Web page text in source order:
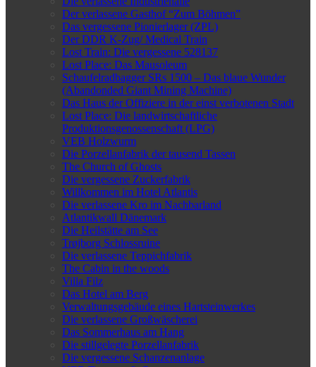
Der verlassene Gasthof “Zum Böhmen”
Das vergessene Pionierlager (ZPL)
Der DDR K-Zug/ Medical Train
Lost Train: Die vergessene 528137
Lost Place: Das Mausoleum
Schaufelradbagger SRs 1500 – Das blaue Wunder
(Abandonded Giant Mining Machine)
Das Haus der Offiziere in der einst verbotenen Stadt
Lost Place: Die landwirtschaftliche
Produktionsgenossenschaft (LPG)
VEB Holzwurm
Die Porzellanfabrik der tausend Tassen
The Church of Ghosts
Die vergessene Zuckerfabrik
Willkommen im Hotel Atlantis
Die verlassene Kro im Nachbarland
Atlantikwall Dänemark
Die Heilstätte am See
Trøjborg Schlossruine
Die verlassene Teppichfabrik
The Cabin in the woods
Villa Filz
Das Hotel am Berg
Verwaltungsgebäude eines Hartsteinwerkes
Die verlassene Großwäscherei
Das Sommerhaus am Hang
Die stillgelegte Porzellanfabrik
Die vergessene Schanzenanlage